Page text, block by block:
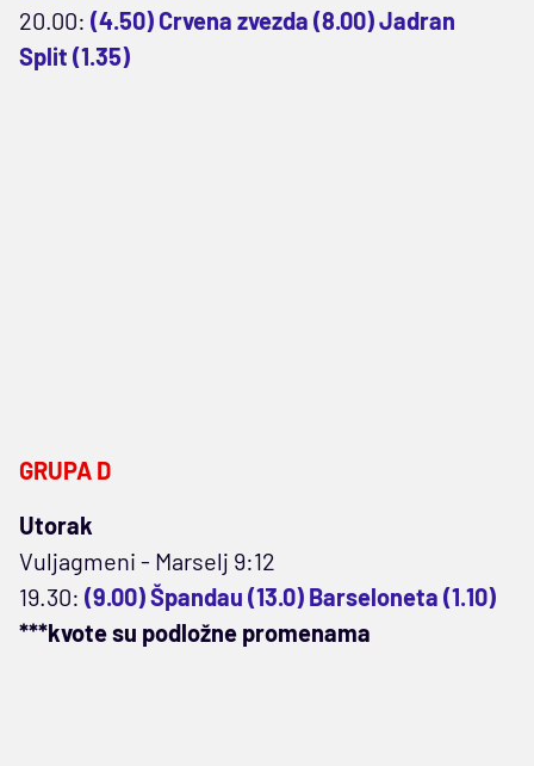
20.00: (4.50) Crvena zvezda (8.00) Jadran
Split (1.35)
GRUPA D
Utorak
Vuljagmeni - Marselj 9:12
19.30: (9.00) Špandau (13.0) Barseloneta (1.10)
***kvote su podložne promenama